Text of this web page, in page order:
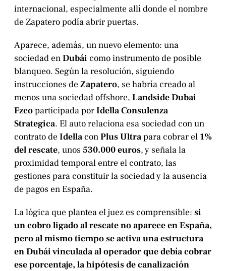
internacional, especialmente allí donde el nombre
de Zapatero podía abrir puertas.
Aparece, además, un nuevo elemento: una
sociedad enDubái como instrumento de posible
blanqueo. Según la resolución, siguiendo
instrucciones deZapatero, se habría creado al
menos una sociedad offshore, Landside Dubai
Fzcoparticipada porIdella Consulenza
Strategica. El auto relaciona esa sociedad con un
contrato deIdella conPlus Ultrapara cobrar el 1%
del rescate, unos 530.000 euros, y señala la
proximidad temporal entre el contrato, las
gestiones para constituir la sociedad y la ausencia
de pagos en España.
La lógica que plantea el juez es comprensible: si
un cobro ligado al rescate no aparece en España,
pero al mismo tiempo se activa una estructura
en Dubái vinculada al operador que debía cobrar
ese porcentaje, la hipótesis de canalización